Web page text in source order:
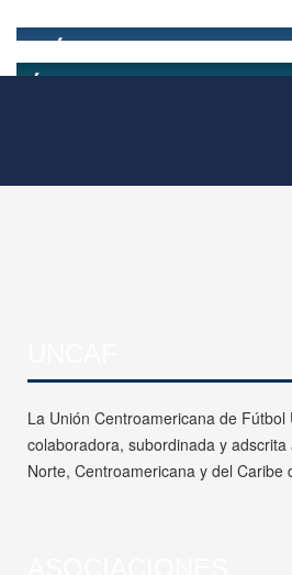
La Unión Centroamericana de Fútbol
colaboradora, subordinada y
Norte, Centroamericana y del Caribe